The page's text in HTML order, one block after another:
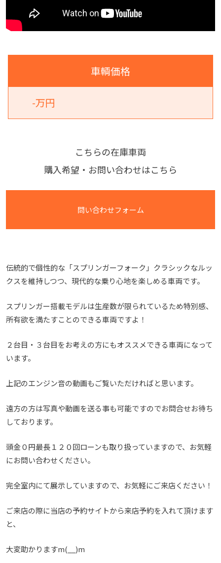
車輌価格
-万円
こちらの在庫車両
購入希望・お問い合わせはこちら
問い合わせフォーム
伝統的で個性的な「スプリンガーフォーク」クラシックなルッ
クスを維持しつつ、現代的な乗り心地を楽しめる車両です。
スプリンガー搭載モデルは生産数が限られているため特別感、
所有欲を満たすことのできる車両ですよ！
２台目・３台目をお考えの方にもオススメできる車両になって
います。
上記のエンジン音の動画もご覧いただければと思います。
遠方の方は写真や動画を送る事も可能ですのでお問合せお待ち
しております。
頭金０円最長１２０回ローンも取り扱っていますので、お気軽
にお問い合わせください。
完全室内にて展示していますので、お気軽にご来店ください！
ご来店の際に当店の予約サイトから来店予約を入れて頂けます
と、
大変助かりますm(__)m